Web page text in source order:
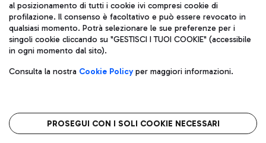
Codice fiscale e Registro delle Imprese di Roma 13032990155 P.
IVA 06572251004
Capitale sociale 62.224.743,00 int. vers.
Sede legale: Via Pier Paolo Racchetti 1 - 00054 Fiumicino (RM)
telefono +39 06 65951
Privacy policy
Note legali
Roma FCO
L'aeroporto stellato
al posizionamento di tutti i cookie ivi compresi cookie di
profilazione. Il consenso è facoltativo e può essere revocato in
qualsiasi momento. Potrà selezionare le sue preferenze per i
singoli cookie cliccando su "GESTISCI I TUOI COOKIE" (accessibile
in ogni momento dal sito).
Consulta la nostra Cookie Policyper maggiori informazioni.
PROSEGUI CON I SOLI COOKIE NECESSARI